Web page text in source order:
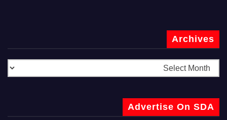
Archives
Advertise On SDA